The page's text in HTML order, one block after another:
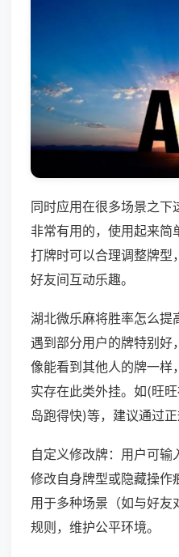
同时应用在很多场景之下
非常有用的，使用起来简
打牌时可以合理调整牌型
好友间互动乐趣。
湖北微乐麻将胜率怎么提
遇到部分用户的牌特别好
像能看到其他人的牌一样
实存在此类外挂。如(旺
岛跑得快)等，建议通过正
自定义修改牌：用户可输
修改自身牌型或隐藏操作
用于多种场景（如与好友
规则，维护公平环境。